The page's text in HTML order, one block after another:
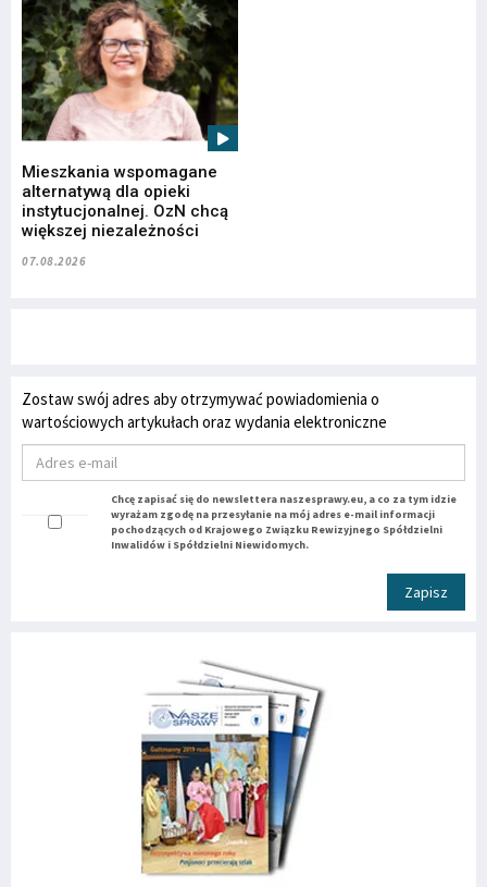
Mieszkania wspomagane
alternatywą dla opieki
instytucjonalnej. OzN chcą
większej niezależności
07.08.2026
Zostaw swój adres aby otrzymywać powiadomienia o
wartościowych artykułach oraz wydania elektroniczne
Chcę zapisać się do newslettera naszesprawy.eu, a co za tym idzie
wyrażam zgodę na przesyłanie na mój adres e-mail informacji
pochodzących od Krajowego Związku Rewizyjnego Spółdzielni
Inwalidów i Spółdzielni Niewidomych.
Zapisz